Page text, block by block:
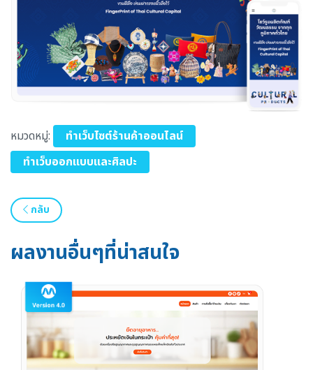
หมวดหมู่:
ทำเว็บไซต์ร้านค้าออนไลน์
ทำเว็บออกแบบและศิลปะ
กลับ
ผลงานอื่นๆที่น่าสนใจ